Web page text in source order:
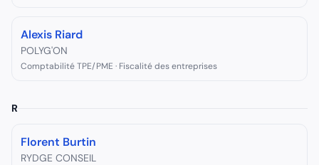
Alexis Riard
POLYG'ON
Comptabilité TPE/PME · Fiscalité des entreprises
R
Florent Burtin
RYDGE CONSEIL